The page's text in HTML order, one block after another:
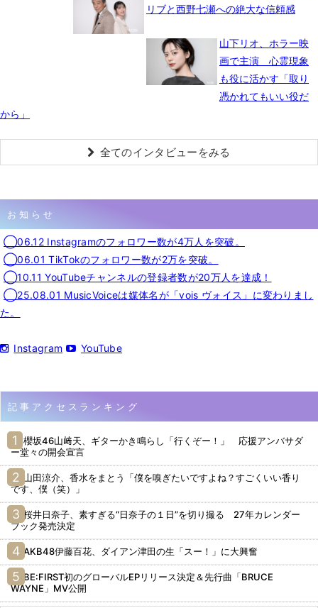
リブと西野七瀬への絶大な信頼感
山下リオ、ホラー映
画で主演 心霊現象
も役に活かす「取り
憑かれてもいい役だ
から」
全てのインタビューをみる
お知らせ
◯06.12 Instagramのフォロワー数が4万人を突破。
◯06.01 TikTokのフォロワー数が2万を突破。
◯10.11 YouTubeチャンネルの登録者数が20万人を達成！
◯25.08.01 MusicVoiceは媒体名が「vois ヴォイス」に変わりまし
た。
Instagram YouTube
記事アクセスランキング
櫻坂46山﨑天、ギターかき鳴らし「行くぞー！」 応援アンバサダ
ー堂々の開会宣言
山田涼介、香水をまとう「僕を嗅ぎたいですよね？すごくいい香り
です、僕（笑）」
桜井日奈子、素すぎる“日奈子の１日”を切り撮る 27年カレンダー
ブック発売決定
AKB48伊藤百花、ダイアン津田の生「スー！」に大興奮
BE:FIRST初のグローバルEPリリース決定＆先行曲「BRUCE
WAYNE」MV公開